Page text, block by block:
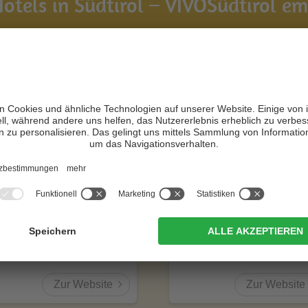
Leitlhof
Innichen
Zur Website
Zin Park | alpine
Zur Website